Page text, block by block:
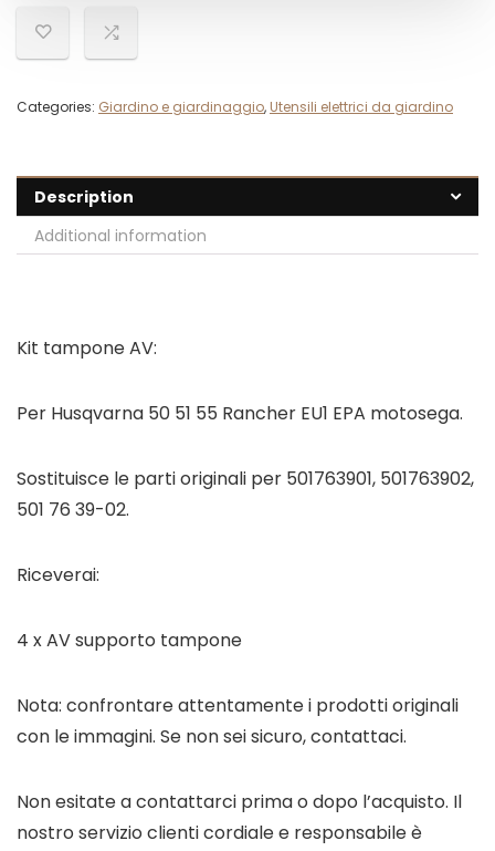
Categories: Giardino e giardinaggio, Utensili elettrici da giardino
Description
Additional information
Kit tampone AV:
Per Husqvarna 50 51 55 Rancher EU1 EPA motosega.
Sostituisce le parti originali per 501763901, 501763902,
501 76 39-02.
Riceverai:
4 x AV supporto tampone
Nota: confrontare attentamente i prodotti originali
con le immagini. Se non sei sicuro, contattaci.
Non esitate a contattarci prima o dopo l’acquisto. Il
nostro servizio clienti cordiale e responsabile è